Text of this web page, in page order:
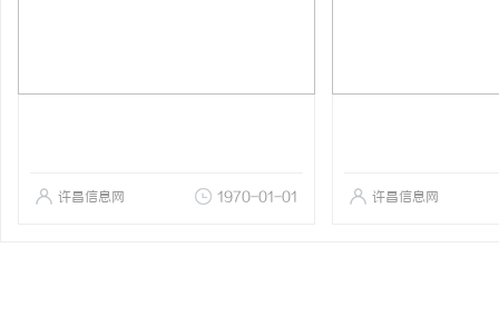
许昌信息网 1970-01-01 许昌信息网